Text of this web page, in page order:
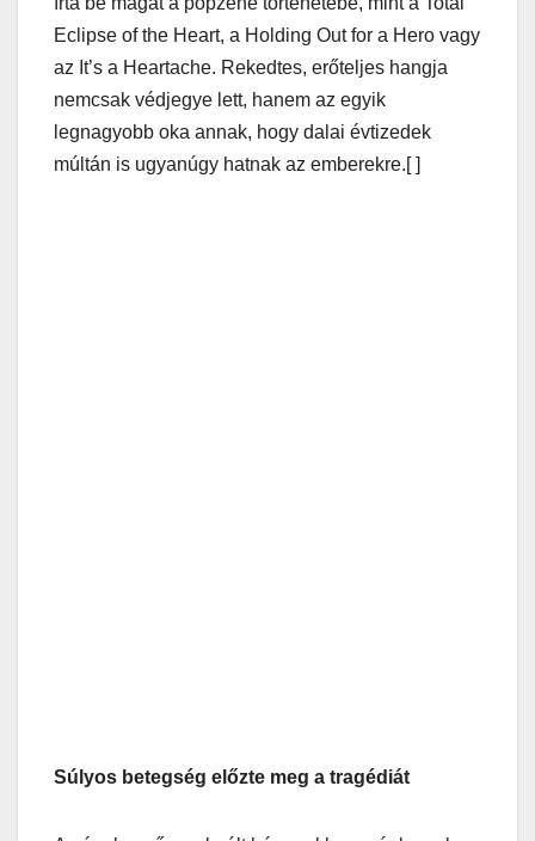
Eclipse of the Heart, a Holding Out for a Hero vagy
az It’s a Heartache. Rekedtes, erőteljes hangja
nemcsak védjegye lett, hanem az egyik
legnagyobb oka annak, hogy dalai évtizedek
múltán is ugyanúgy hatnak az emberekre.[ ]
Súlyos betegség előzte meg a tragédiát